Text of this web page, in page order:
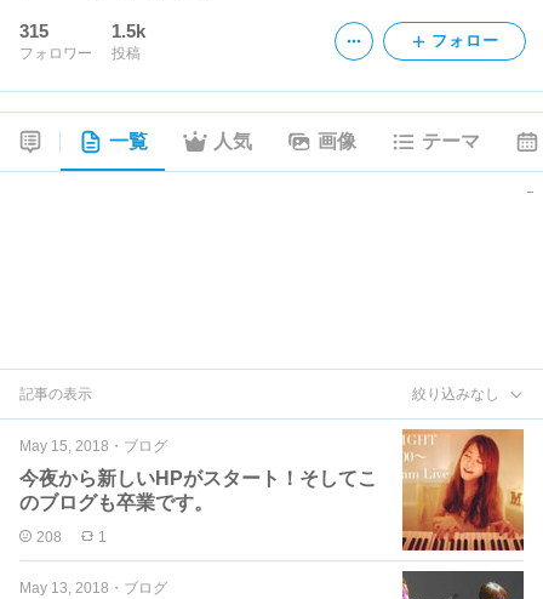
315
フォロワー
1.5k
投稿
フォロー
一覧 人気 画像 テーマ
記事の表示 絞り込みなし
May 15, 2018 ・ ブログ
今夜から新しいHPがスタート！そしてこ
のブログも卒業です。
208 1
May 13, 2018 ・ ブログ